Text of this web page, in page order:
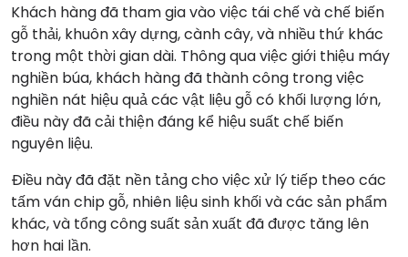
Khách hàng đã tham gia vào việc tái chế và chế biến
gỗ thải, khuôn xây dựng, cành cây, và nhiều thứ khác
trong một thời gian dài. Thông qua việc giới thiệu máy
nghiền búa, khách hàng đã thành công trong việc
nghiền nát hiệu quả các vật liệu gỗ có khối lượng lớn,
điều này đã cải thiện đáng kể hiệu suất chế biến
nguyên liệu.
Điều này đã đặt nền tảng cho việc xử lý tiếp theo các
tấm ván chip gỗ, nhiên liệu sinh khối và các sản phẩm
khác, và tổng công suất sản xuất đã được tăng lên
hơn hai lần.